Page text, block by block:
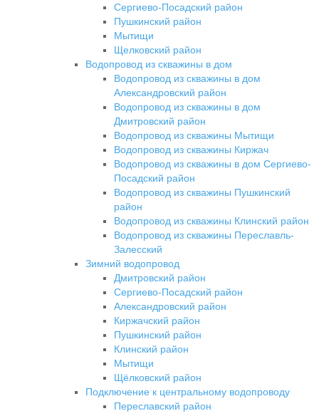
Сергиево-Посадский район
Пушкинский район
Мытищи
Щелковский район
Водопровод из скважины в дом
Водопровод из скважины в дом
Александровский район
Водопровод из скважины в дом
Дмитровский район
Водопровод из скважины Мытищи
Водопровод из скважины Киржач
Водопровод из скважины в дом Сергиево-
Посадский район
Водопровод из скважины Пушкинский
район
Водопровод из скважины Клинский район
Водопровод из скважины Переславль-
Залесский
Зимний водопровод
Дмитровский район
Сергиево-Посадский район
Александровский район
Киржачский район
Пушкинский район
Клинский район
Мытищи
Щёлковский район
Подключение к центральному водопроводу
Переславский район